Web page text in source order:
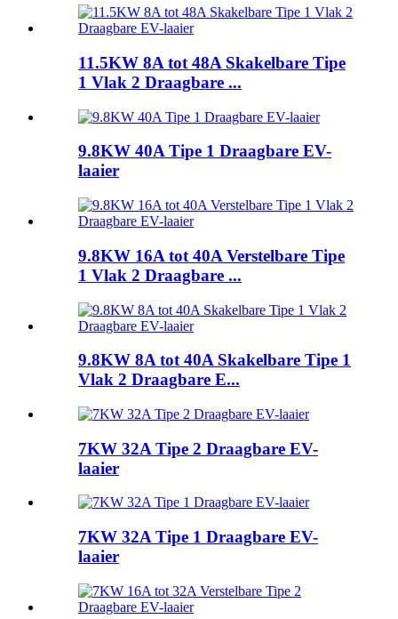
11.5KW 8A tot 48A Skakelbare Tipe
1 Vlak 2 Draagbare ...
9.8KW 40A Tipe 1 Draagbare EV-
laaier
9.8KW 16A tot 40A Verstelbare Tipe
1 Vlak 2 Draagbare ...
9.8KW 8A tot 40A Skakelbare Tipe 1
Vlak 2 Draagbare E...
7KW 32A Tipe 2 Draagbare EV-
laaier
7KW 32A Tipe 1 Draagbare EV-
laaier